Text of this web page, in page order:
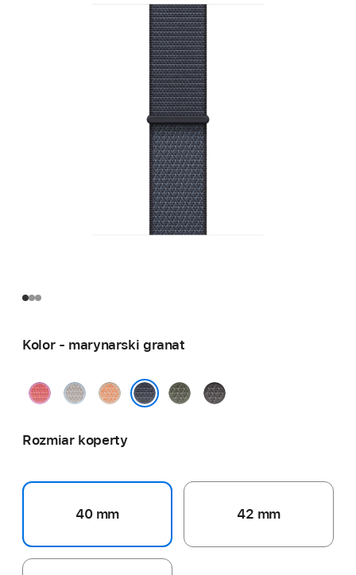
Kolor - marynarski granat
różowamlecznymelonowy zieleńciemnoszary
Rozmiar koperty
40 mm 42 mm